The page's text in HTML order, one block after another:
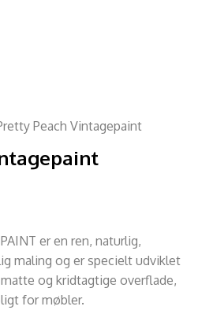
Peach Vintagepaint
er en ren, naturlig,
maling og er specielt udviklet
og kridtagtige overflade,
for møbler.